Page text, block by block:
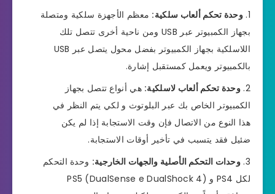
وحدة تحكم ألعاب سلكية: معظم الأجهزة سلكية ومتصلة
بجهاز الكمبيوتر عبر USB ومن ناحية أخرى تتصل تلك
اللاسلكية بجهاز الكمبيوتر بفضل محول يتصل عبر USB
بالكمبيوتر ويعمل كمستقبل إشارة.
وحدة تحكم ألعاب لاسلكية: هي أنواع تتصل بجهاز
الكمبيوتر الخاص بك عبر البلوتوث و لكي يتم النظر في
هذا النوع من الاتصال فإن وقت الاستجابة إذا لم يكن
ضئيل فقد يتسبب في تأخير أوقات الاستجابة.
وحدات التحكم الأصلية والجهات الخارجية: وحدة التحكم
لكل PS4 و PS5 (DualSense e DualShock 4)